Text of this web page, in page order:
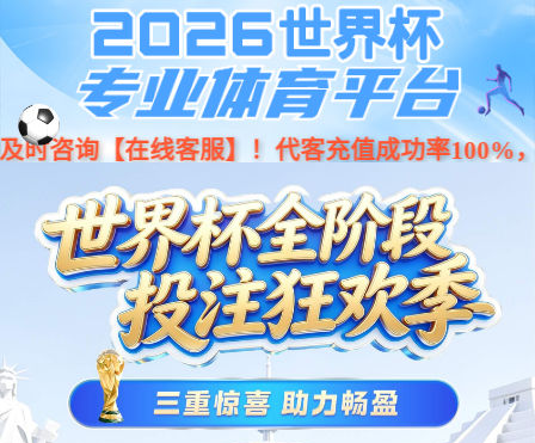
股票
代码 001266
电源模块
ePower电源管理模块
车辆电源管理